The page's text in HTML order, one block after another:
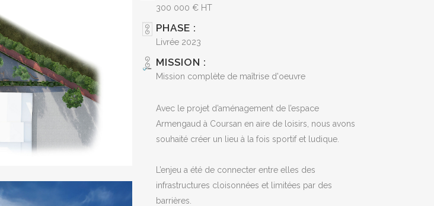
300 000 € HT
PHASE :
Livrée 2023
MISSION :
Mission complète de maîtrise d'oeuvre
Avec le projet d’aménagement de l’espace
Armengaud à Coursan en aire de loisirs, nous avons
souhaité créer un lieu à la fois sportif et ludique.
L’enjeu a été de connecter entre elles des
infrastructures cloisonnées et limitées par des
barrières.